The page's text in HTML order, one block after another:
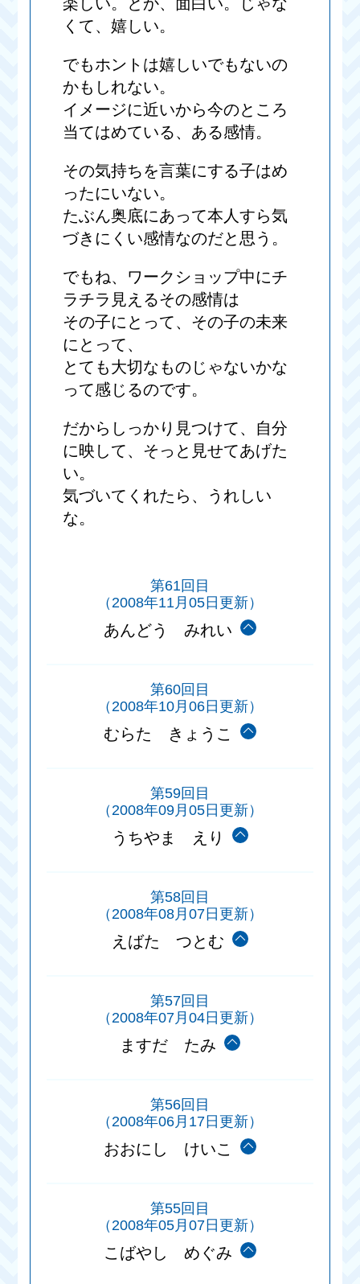
くて、嬉しい。
でもホントは嬉しいでもないの
かもしれない。
イメージに近いから今のところ
当てはめている、ある感情。
その気持ちを言葉にする子はめ
ったにいない。
たぶん奥底にあって本人すら気
づきにくい感情なのだと思う。
でもね、ワークショップ中にチ
ラチラ見えるその感情は
その子にとって、その子の未来
にとって、
とても大切なものじゃないかな
って感じるのです。
だからしっかり見つけて、自分
に映して、そっと見せてあげた
い。
気づいてくれたら、うれしい
な。
第61回目
（2008年11月05日更新）
あんどう みれい
第60回目
（2008年10月06日更新）
むらた きょうこ
第59回目
（2008年09月05日更新）
うちやま えり
第58回目
（2008年08月07日更新）
えばた つとむ
第57回目
（2008年07月04日更新）
ますだ たみ
第56回目
（2008年06月17日更新）
おおにし けいこ
第55回目
（2008年05月07日更新）
こばやし めぐみ